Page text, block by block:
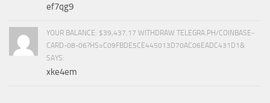
ef7qg9
YOUR BALANCE: $39,437.17 WITHDRAW TELEGRA.PH/COINBASE-
CARD-08-06?HS=C09FBDE5CE445013D70AC06EADC431D1&
SAYS:
xke4em